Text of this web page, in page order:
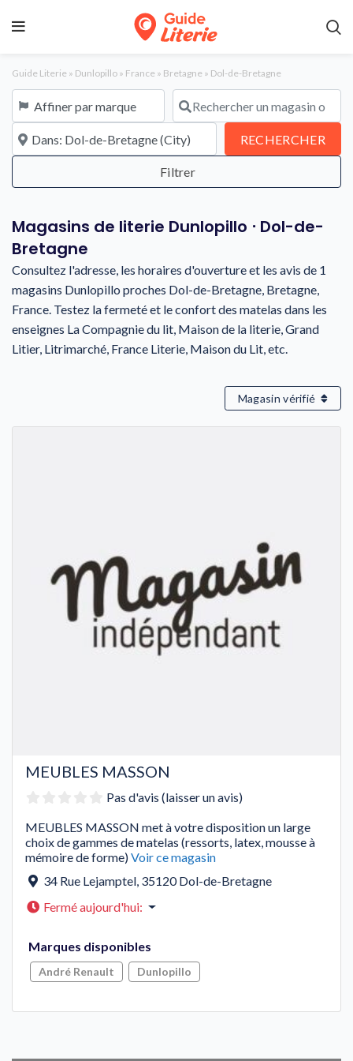
Guide Literie » Dunlopillo » France » Bretagne » Dol-de-Bretagne
Affiner par marque Rechercher un magasin ou une
À proximité de RECHERCHER
Magasins de literie Dunlopillo ⋅ Dol-de-
Bretagne
Consultez l'adresse, les horaires d'ouverture et les avis de 1
magasins Dunlopillo proches Dol-de-Bretagne, Bretagne,
France. Testez la fermeté et le confort des matelas dans les
enseignes La Compagnie du lit, Maison de la literie, Grand
Litier, Litrimarché, France Literie, Maison du Lit, etc.
Magasin vérifié
MEUBLES MASSON
Pas d'avis (laisser un avis)
MEUBLES MASSON met à votre disposition un large
choix de gammes de matelas (ressorts, latex, mousse à
mémoire de forme)Voir ce magasin
34 Rue Lejamptel, 35120 Dol-de-Bretagne
Fermé aujourd'hui:
Marques disponibles
André Renault Dunlopillo